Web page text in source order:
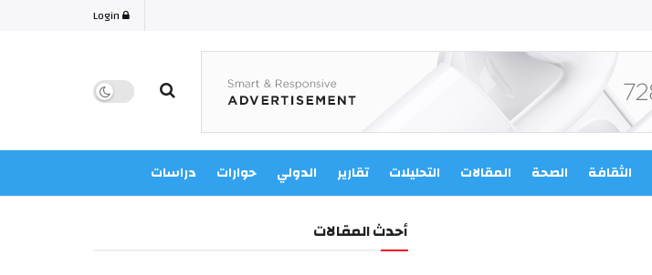
الثقافة الصحة المقالات التحليلات تقارير الدولي حوارات دراسات
أحدث المقالات